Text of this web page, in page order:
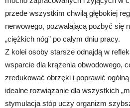
przede wszystkim chwilą głębokiej
nerwowego, pozwalającą pozbyć się
„ciężkich nóg” po całym dniu pracy.
Z kolei osoby starsze odnajdą w
wsparcie dla krążenia obwodowego,
zredukować obrzęki i poprawić
idealne rozwiązanie dla wszystkich
stymulacja stóp uczy organizm